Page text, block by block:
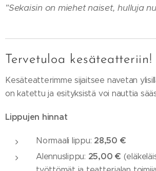
"Sekaisin on miehet naiset, hulluja
Tervetuloa kesäteatteriin!
Kesäteatterimme sijaitsee navetan
on katettu ja esityksistä voi nauttia
Lippujen hinnat
Normaali lippu: 28,50 €
Alennuslippu: 25,00 €